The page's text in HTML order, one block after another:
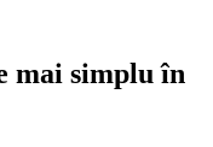
mai simplu în